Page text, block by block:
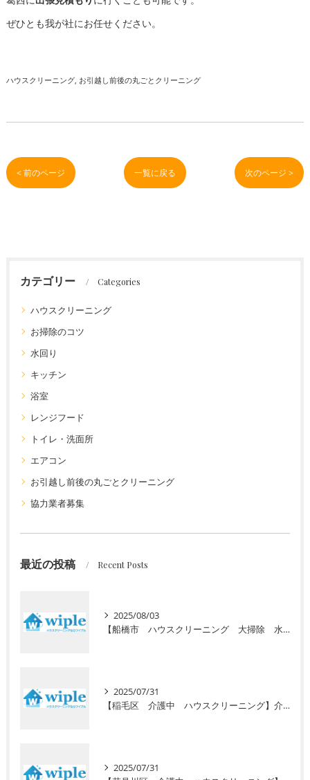
ぜひとも我が社にお任せください。
ハウスクリーニング お引越し前後の丸ごとクリーニング
< 前のページ 一覧に戻る 次のページ >
カテゴリー Categories
ハウスクリーニング
お掃除のコツ
水回り
キッチン
浴室
レンジフード
トイレ・洗面所
エアコン
お引越し前後の丸ごとクリーニング
協力業者募集
最近の投稿 Recent Posts
2025/08/03
【船橋市 ハウスクリーニング 大掃除 水回り】高齢者向けの定期清掃サービスをご紹介！ 初回お試し半額キャンペーン実施中
2025/07/31
【稲毛区 介護中 ハウスクリーニング】介護で忙しいあなたに初回お試し半額キャンペーン！安心の高齢者専門サービスで毎日の暮らしをサポート
2025/07/31